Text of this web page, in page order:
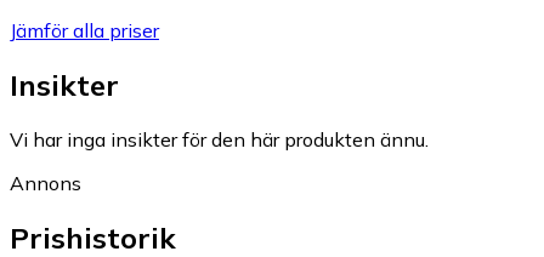
Jämför alla priser
Insikter
Vi har inga insikter för den här produkten ännu.
Annons
Prishistorik